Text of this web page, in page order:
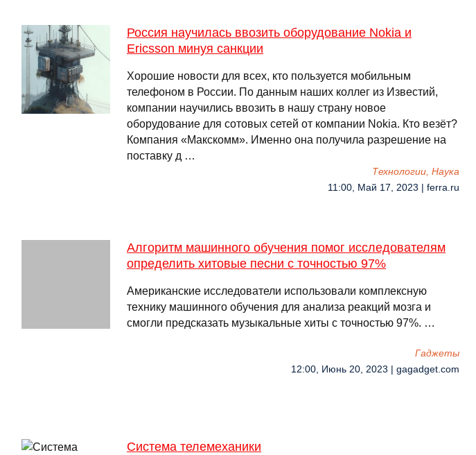
Россия научилась ввозить оборудование Nokia и
Ericsson минуя санкции
Хорошие новости для всех, кто пользуется мобильным
телефоном в России. По данным наших коллег из Известий,
компании научились ввозить в нашу страну новое
оборудование для сотовых сетей от компании Nokia. Кто везёт?
Компания «Макскомм». Именно она получила разрешение на
поставку д …
Технологии, Наука
11:00, Май 17, 2023 | ferra.ru
Алгоритм машинного обучения помог исследователям
определить хитовые песни с точностью 97%
Американские исследователи использовали комплексную
технику машинного обучения для анализа реакций мозга и
смогли предсказать музыкальные хиты с точностью 97%. …
Гаджеты
12:00, Июнь 20, 2023 | gagadget.com
Система телемеханики